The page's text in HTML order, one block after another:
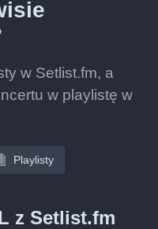
w Setlist.fm, a
w playlistę w
Playlisty
z Setlist.fm